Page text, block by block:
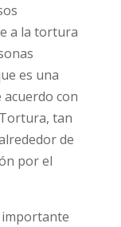
a la tortura
es una
acuerdo con
tan
de
por el